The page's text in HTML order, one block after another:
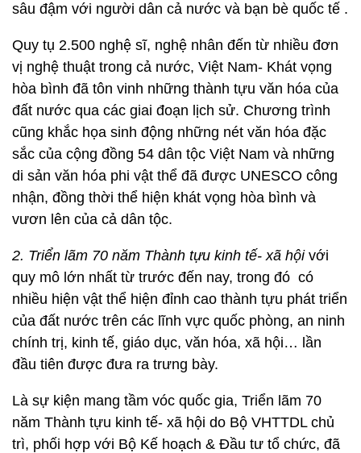
sâu đậm với người dân cả nước và bạn bè quốc tế .
Quy tụ 2.500 nghệ sĩ, nghệ nhân đến từ nhiều đơn
vị nghệ thuật trong cả nước, Việt Nam- Khát vọng
hòa bình đã tôn vinh những thành tựu văn hóa của
đất nước qua các giai đoạn lịch sử. Chương trình
cũng khắc họa sinh động những nét văn hóa đặc
sắc của cộng đồng 54 dân tộc Việt Nam và những
di sản văn hóa phi vật thể đã được UNESCO công
nhận, đồng thời thể hiện khát vọng hòa bình và
vươn lên của cả dân tộc.
2. Triển lãm 70 năm Thành tựu kinh tế- xã hộivới
quy mô lớn nhất từ trước đến nay, trong đó có
nhiều hiện vật thể hiện đỉnh cao thành tựu phát triển
của đất nước trên các lĩnh vực quốc phòng, an ninh
chính trị, kinh tế, giáo dục, văn hóa, xã hội… lần
đầu tiên được đưa ra trưng bày.
Là sự kiện mang tầm vóc quốc gia, Triển lãm 70
năm Thành tựu kinh tế- xã hội do Bộ VHTTDL chủ
trì, phối hợp với Bộ Kế hoạch & Đầu tư tổ chức, đã